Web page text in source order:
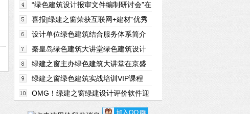
筑实战培训VIP课程（新国标）（上海站）
“绿色建筑设计报审文件编制研讨会”在
京盛大召开
喜报|绿建之窗荣获互联网+建材“优秀
资讯服务奖”
设计单位绿色建筑结合服务体系简介
秦皇岛绿色建筑大讲堂绿色建筑设计
专场开讲
绿建之窗主办绿色建筑大讲堂在京盛
大召开绿建之窗绿色建筑实战培训VIP课程
（新国标）正式拉开序幕（上海站）
OMG！绿建之窗绿建设计评价软件迎
来全国前十民营合作伙伴！